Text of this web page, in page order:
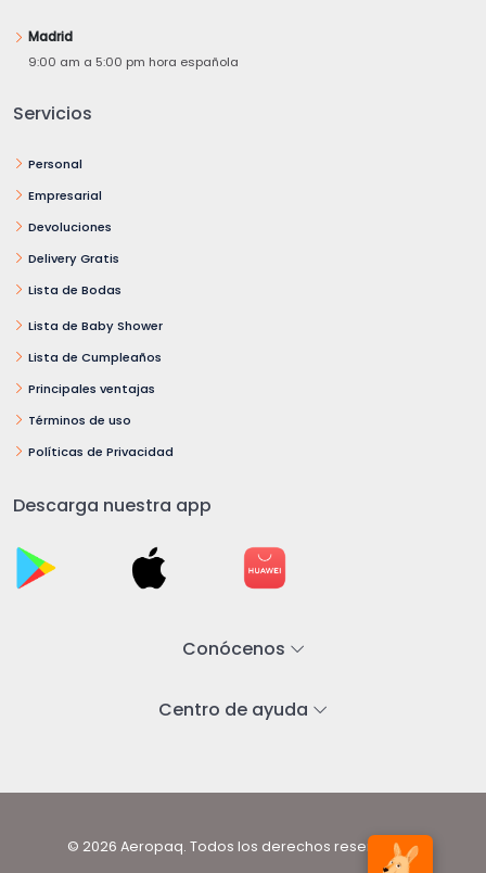
Madrid
9:00 am a 5:00 pm hora española
Servicios
Personal
Empresarial
Devoluciones
Delivery Gratis
Lista de Bodas
Lista de Baby Shower
Lista de Cumpleaños
Principales ventajas
Términos de uso
Políticas de Privacidad
Descarga nuestra app
Conócenos
Centro de ayuda
© 2026 Aeropaq. Todos los derechos reservados.